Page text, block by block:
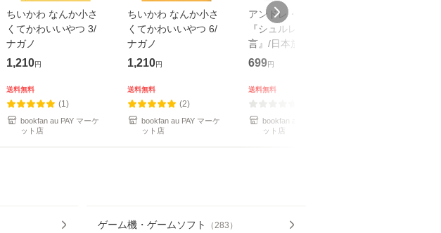
ちいかわ なんか小さ
くてかわいいやつ 3/
ナガノ
1,210円
送料無料
(1)
bookfan au PAY マーケ
ット店
ちいかわ なんか小さ
くてかわいいやつ 6/
ナガノ
1,210円
送料無料
(2)
bookfan au PAY マーケ
ット店
アンドレ・ブルトン
『シュルレアリスム宣
言』/日本放送協会/Ｎ
ＨＫ出版/伊東順二
699円
送料無料
bookfan au PAY マーケ
ット店
ゲーム機・ゲームソフト （ 283 ）